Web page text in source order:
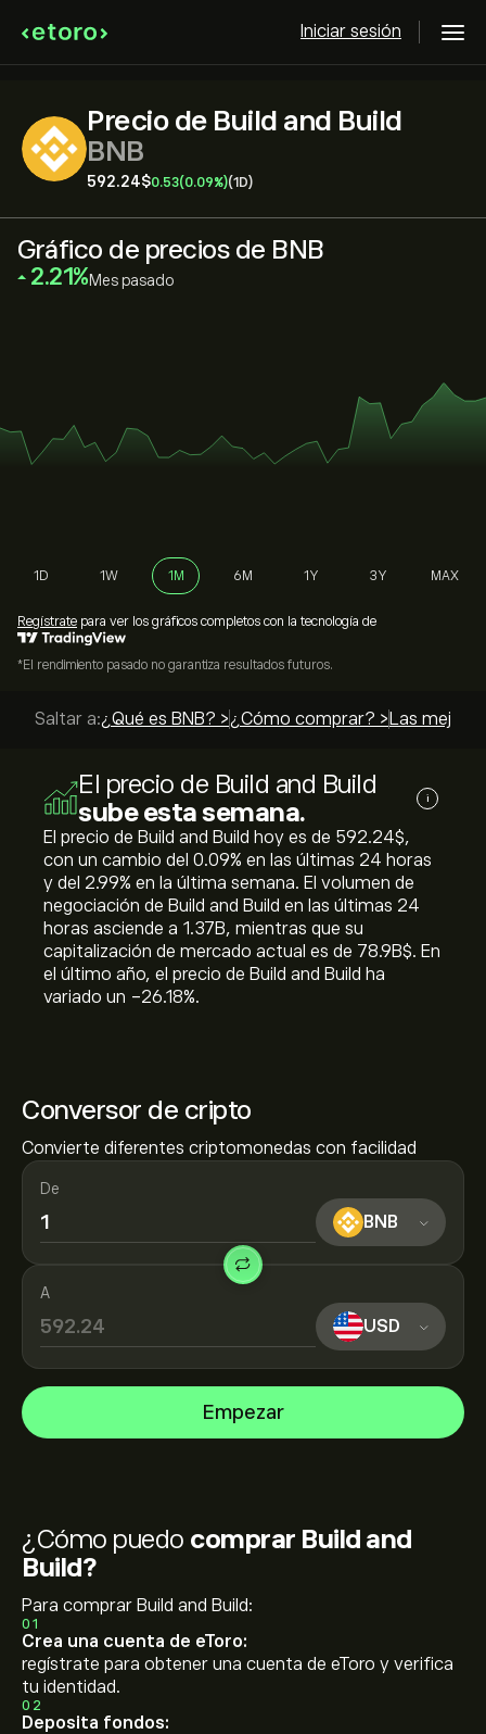
Iniciar sesión
Precio de Build and Build
BNB
592.24‎$‎0.53(0.09%)(1D)
Conversor de cripto
Convierte diferentes criptomonedas con facilidad
De
BNB
A
USD
Empezar
Gráfico de precios de BNB
‎2.21‎ Mes pasado
1D 1W 1M 6M 1Y 3Y MAX
Regístrate para ver los gráficos completos con la tecnología de
*El rendimiento pasado no garantiza resultados futuros.
Saltar a:¿Qué es BNB? >¿Cómo comprar? > Las
El precio de Build and Build
sube esta semana.
i
El precio de Build and Build hoy es de 592.24‎$‎,
con un cambio del ‎0.09‎% en las últimas 24 horas
y del ‎2.99‎% en la última semana. El volumen de
negociación de Build and Build en las últimas 24
horas asciende a 1.37B, mientras que su
capitalización de mercado actual es de 78.9B‎$‎. En
el último año, el precio de Build and Build ha
variado un ‎-26.18‎%.
¿Cómo puedo comprar Build and
Build?
Para comprar Build and Build:
01
Crea una cuenta de eToro:
regístrate para obtener una cuenta de eToro y verifica
tu identidad.
02
Deposita fondos: